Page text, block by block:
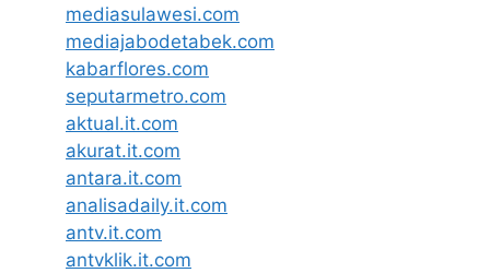
mediasulawesi.com
mediajabodetabek.com
kabarflores.com
seputarmetro.com
aktual.it.com
akurat.it.com
antara.it.com
analisadaily.it.com
antv.it.com
antvklik.it.com